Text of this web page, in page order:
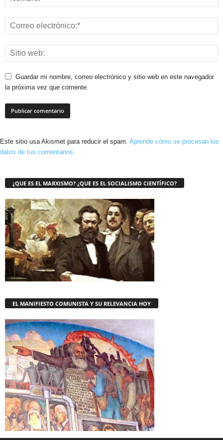
Guardar mi nombre, correo electrónico y sitio web en este navegador
la próxima vez que comente.
Este sitio usa Akismet para reducir el spam. Aprende cómo se procesan los
datos de tus comentarios.
¿QUE ES EL MARXISMO? ¿QUE ES EL SOCIALISMO CIENTÍFICO?
EL MANIFIESTO COMUNISTA Y SU RELEVANCIA HOY